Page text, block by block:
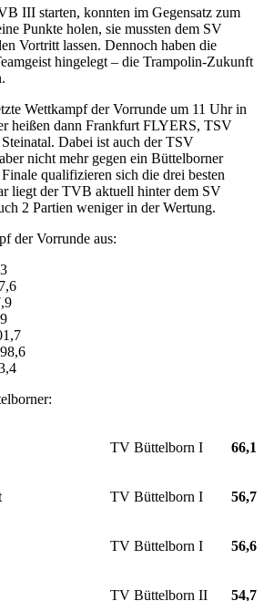
III starten, konnten im Gegensatz zum
Punkte holen, sie mussten dem SV
Vortritt lassen. Dennoch haben die
hingelegt – die Trampolin-Zukunft
Wettkampf der Vorrunde um 11 Uhr in
heißen dann Frankfurt FLYERS, TSV
Dabei ist auch der TSV
nicht mehr gegen ein Büttelborner
qualifizieren sich die drei besten
liegt der TVB aktuell hinter dem SV
2 Partien weniger in der Wertung.
der Vorrunde aus:
TV Büttelborn I 66,1
TV Büttelborn I 56,7
TV Büttelborn I 56,6
TV Büttelborn II 54,7